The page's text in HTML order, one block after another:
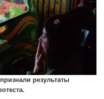
результаты